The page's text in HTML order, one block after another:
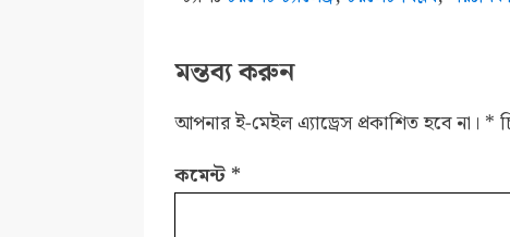
মন্তব্য করুন
আপনার ই-মেইল এ্যাড্রেস প্রকাশিত হবে না। *
কমেন্ট *